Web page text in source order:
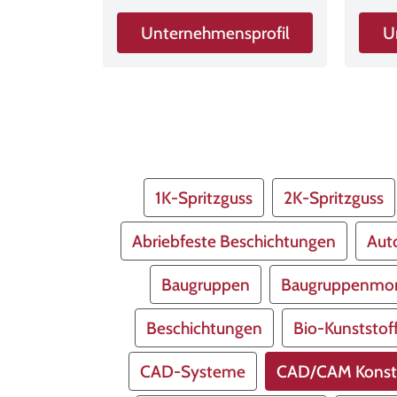
Unternehmensprofil
1K-Spritzguss 2K-Spritzguss
Abriebfeste Beschichtungen
Baugruppen
Beschichtungen Bio-
CAD-Systeme CAD/CAM